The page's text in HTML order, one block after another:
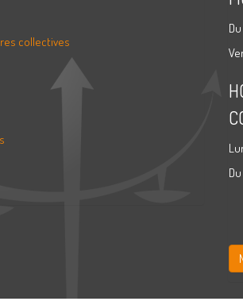
collectives